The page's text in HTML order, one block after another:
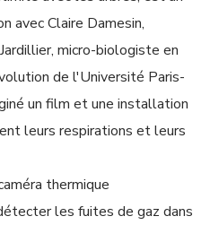
avec Claire Damesin,
micro-biologiste en
de l'Université Paris-
un film et une installation
leurs respirations et leurs
thermique
les fuites de gaz dans